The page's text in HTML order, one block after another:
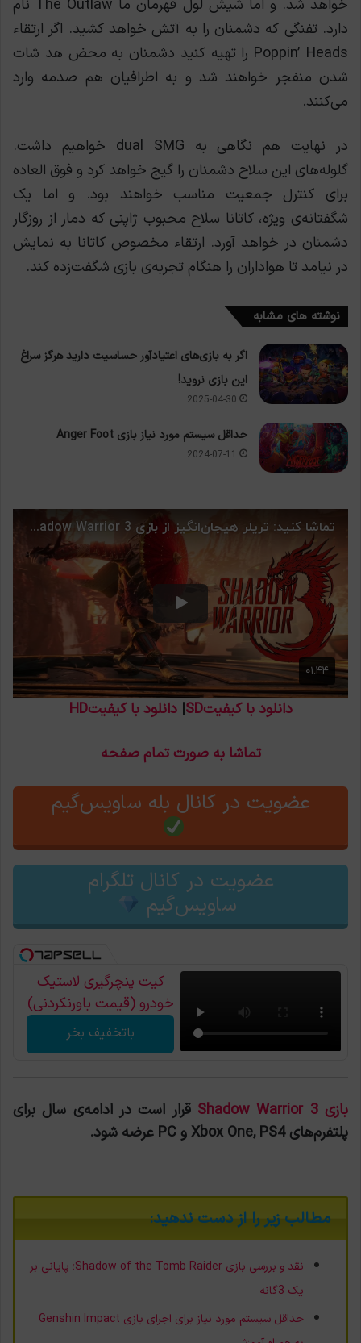
خواهد شد. و اما شیش لول قهرمان ما The Outlaw نام
دارد. تفنگی که دشمنان را به آتش خواهد کشید. اگر ارتقاء
Poppin’ Heads را تهیه کنید دشمنان به محض هد شات
شدن منفجر خواهند شد و به اطرافیان هم صدمه وارد
می‌کنند.
در نهایت هم نگاهی به dual SMG خواهیم داشت.
گلوله‌های این سلاح دشمنان را گیج خواهد کرد و فوق ‌العاده
برای کنترل جمعیت مناسب خواهند بود. و اما یک
شگفتانه‌ی ویژه، کاتانا سلاح محبوب ژاپنی که دمار از روزگار
دشمنان در خواهد آورد. ارتقاء مخصوص کاتانا به نمایش
در نیامد تا هواداران را هنگام تجربه‌ی بازی شگفت‌زده کند.
نوشته های مشابه
اگر به بازی‌های اعتیادآور حساسیت دارید هرگز سراغ
این بازی نروید!
2025-04-30
حداقل سیستم مورد نیاز بازی Anger Foot
2024-07-11
دانلود با کیفیتSD |دانلود با کیفیتHD
تماشا به صورت تمام صفحه
عضویت در کانال بله ساویس‌گیم
عضویت در کانال تلگرام
ساویس‌گیم
کیت پنچرگیری لاستیک
خودرو (قیمت باورنکردنی)
باتخفیف بخر
بازی Shadow Warrior 3
قرار است در ادامه‌ی سال برای
پلتفرم‌های Xbox One, PS4 و PC عرضه شود.
مطالب زیر را از دست ندهید:
نقد و بررسی بازی Shadow of the Tomb Raider؛ پایانی بر
یک 3گانه
حداقل سیستم مورد نیاز برای اجرای بازی Genshin Impact